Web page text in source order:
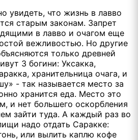
увидеть, что жизнь в лавво
старым законам. Запрет
в лавво и очагом еще
вежливостью. Но другие
только древней
3 богини: Уксакка,
хранительница очага, и
- так называется место за
хранится еда. Место это
и нет большего оскорбления
зайти туда. А каждый раз во
надо отдать Саракке:
или вылить каплю кофе